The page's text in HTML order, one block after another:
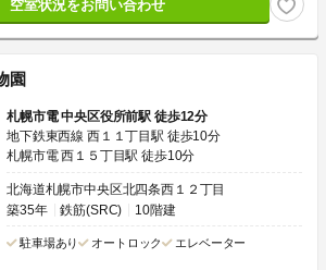
空室状況をお問い合わせ
園
札幌市電 中央区役所前駅 徒歩12分
地下鉄東西線 西１１丁目駅 徒歩10分
札幌市電 西１５丁目駅 徒歩10分
北海道札幌市中央区北四条西１２丁目
築35年
鉄筋(SRC) 10階建
駐車場あり オートロック エレベーター